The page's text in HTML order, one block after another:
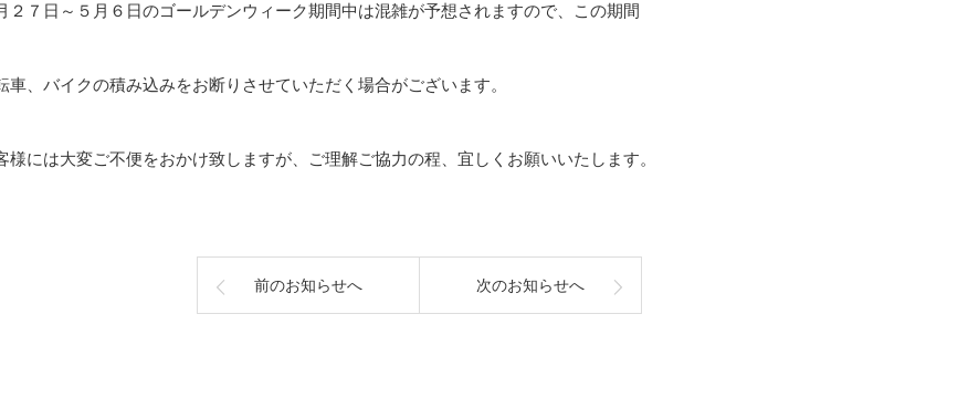
２７日～５月６日のゴールデンウィーク期間中は混雑が予想されますので、この期間
車、バイクの積み込みをお断りさせていただく場合がございます。
様には大変ご不便をおかけ致しますが、ご理解ご協力の程、宜しくお願いいたします。
前のお知らせへ 次のお知らせへ